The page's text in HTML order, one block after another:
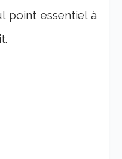
point essentiel à